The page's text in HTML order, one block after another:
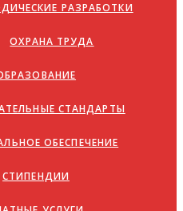
РАЗРАБОТКИ
ОХРАНА ТРУДА
СТАНДАРТЫ
ОБЕСПЕЧЕНИЕ
СТИПЕНДИИ